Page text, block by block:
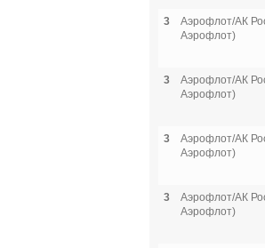
3
Аэрофлот/АК
Аэрофлот)
3
Аэрофлот/АК
Аэрофлот)
3
Аэрофлот/АК
Аэрофлот)
3
Аэрофлот/АК
Аэрофлот)